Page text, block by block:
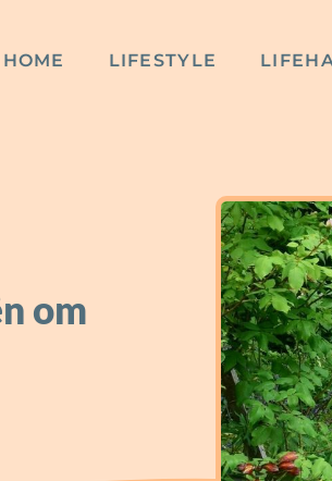
HOME LIFESTYLE
om